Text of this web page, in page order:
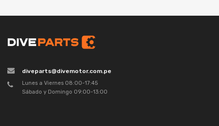
diveparts@divemotor.com.pe
Lunes a Viernes 08:00-17:45
Sábado y Domingo 09:00-13:00